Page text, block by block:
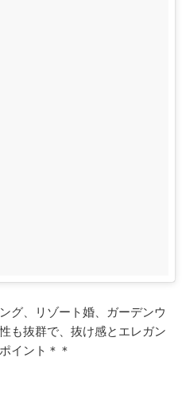
グ、リゾート婚、ガーデンウ
も抜群で、抜け感とエレガン
イント＊＊